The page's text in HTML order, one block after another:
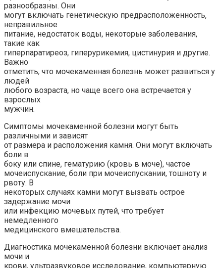
разнообразны. Они
могут включать генетическую предрасположенность,
неправильное
питание, недостаток воды, некоторые заболевания,
такие как
гиперпаратиреоз, гиперурикемия, цистинурия и другие.
Важно
отметить, что мочекаменная болезнь может развиться у
людей
любого возраста, но чаще всего она встречается у
взрослых
мужчин.
Симптомы мочекаменной болезни могут быть
различными и зависят
от размера и расположения камня. Они могут включать
боли в
боку или спине, гематурию (кровь в моче), частое
мочеиспускание, боли при мочеиспускании, тошноту и
рвоту. В
некоторых случаях камни могут вызвать острое
задержание мочи
или инфекцию мочевых путей, что требует
немедленного
медицинского вмешательства.
Диагностика мочекаменной болезни включает анализ
мочи и
крови, ультразвуковое исследование, компьютерную